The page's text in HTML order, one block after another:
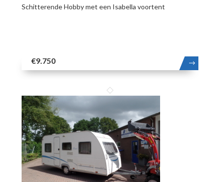
Schitterende Hobby met een Isabella voortent
€9.750